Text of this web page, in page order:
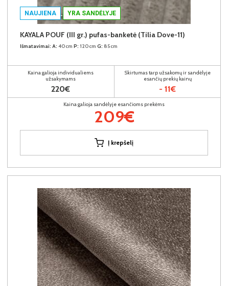
NAUJIENA YRA SANDĖLYJE
KAYALA POUF (III gr.) pufas-banketė (Tilia Dove-11)
Išmatavimai: A: 40cm P: 120cm G: 85cm
Kaina galioja individualiems
užsakymams
220€
Skirtumas tarp užsakomų ir sandėlyje
esančių prekių kainų
- 11€
Kaina galioja sandėlyje esančioms prekėms
209€
Į krepšelį